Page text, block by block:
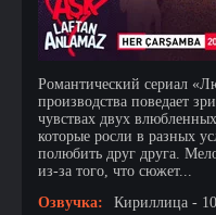
Романтический сериал
производства поведает
чувствах двух
которые росли в разных
полюбить друг друга.
из-за того, что сюжет...
Озвучка:
Кириллица -